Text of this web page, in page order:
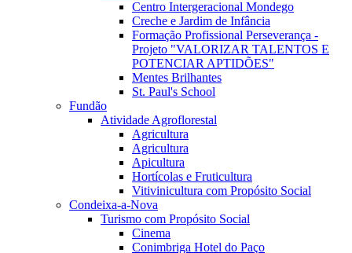
Centro Intergeracional Mondego
Creche e Jardim de Infância
Formação Profissional Perseverança -
Projeto "VALORIZAR TALENTOS E
POTENCIAR APTIDÕES"
Mentes Brilhantes
St. Paul's School
Fundão
Atividade Agroflorestal
Agricultura
Agricultura
Apicultura
Hortícolas e Fruticultura
Vitivinicultura com Propósito Social
Condeixa-a-Nova
Turismo com Propósito Social
Cinema
Conimbriga Hotel do Paço